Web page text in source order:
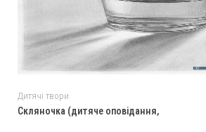
Дитячі твори
Cкляночка (дитяче оповідання,